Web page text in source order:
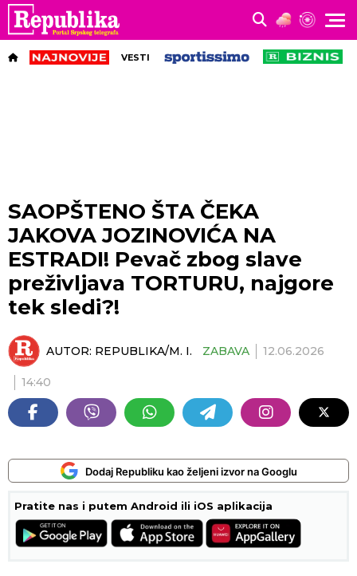
VESTI
SAOPŠTENO ŠTA ČEKA
JAKOVA JOZINOVIĆA NA
ESTRADI! Pevač zbog slave
preživljava TORTURU, najgore
tek sledi?!
AUTOR: REPUBLIKA/M. I. ZABAVA 12.06.2026
14:40
Dodaj Republiku kao željeni izvor na Googlu
Pratite nas i putem Android ili iOS aplikacija